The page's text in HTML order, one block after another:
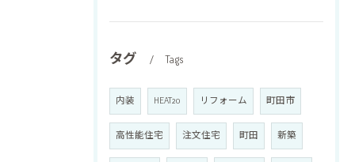
タグ Tags
内装 HEAT20 リフォーム 町田市
高性能住宅 注文住宅 町田 新築